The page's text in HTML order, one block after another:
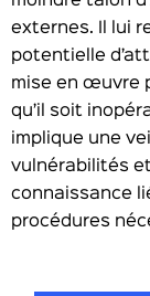
externes. Il lui
potentielle
mise en œuvre
qu’il soit
implique une
vulnérabilités
connaissance
procédures